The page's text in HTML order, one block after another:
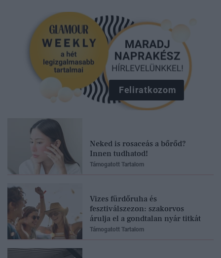
Feliratkozom
Neked is rosaceás a bőrőd?
Innen tudhatod!
Támogatott Tartalom
Vizes fürdőruha és
fesztiválszezon: szakorvos
árulja el a gondtalan nyár titkát
Támogatott Tartalom